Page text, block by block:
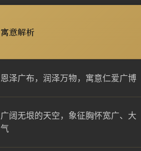
寓意解析
恩泽广布，润泽万物，寓意仁爱广博
广阔无垠的天空，象征胸怀宽广、大
气